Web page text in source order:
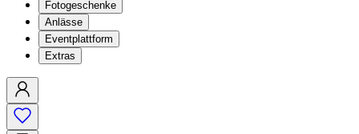
Fotogeschenke
Anlässe
Eventplattform
Extras